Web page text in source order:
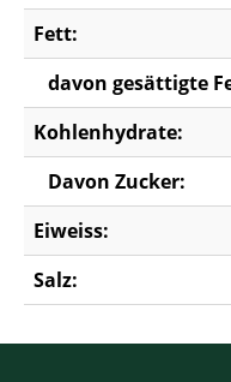
Fett:
davon gesättigte
Kohlenhydrate:
Davon Zucker:
Eiweiss:
Salz: